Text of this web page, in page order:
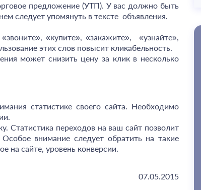
предложение (УТП). У вас должно быть
следует упомянуть в тексте объявления.
«купите», «закажите», «узнайте»,
этих слов повысит кликабельность.
может снизить цену за клик в несколько
статистике своего сайта. Необходимо
переходов на ваш сайт позволит
внимание следует обратить на такие
на сайте, уровень конверсии.
07.05.2015